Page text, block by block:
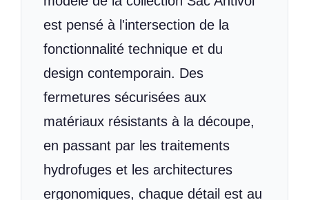
est pensé à l'intersection de la
fonctionnalité technique et du
design contemporain. Des
fermetures sécurisées aux
matériaux résistants à la découpe,
en passant par les traitements
hydrofuges et les architectures
ergonomiques, chaque détail est au